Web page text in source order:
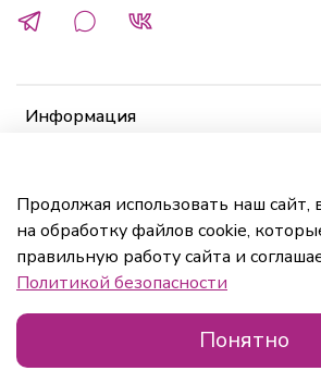
Информация
Кабинет
Продолжая использовать наш сайт,
на обработку файлов cookie,
правильную работу сайта и
Политикой безопасности
Понятно